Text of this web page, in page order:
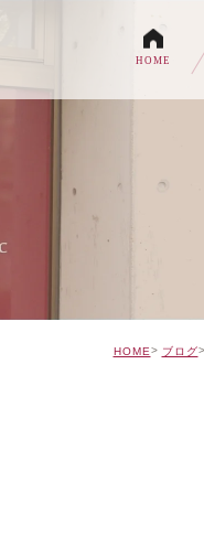
HOME
HOME ブログ